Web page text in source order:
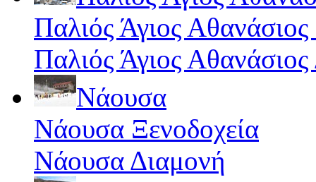
Παλιός Άγιος Αθανάσιος
Παλιός Άγιος
Νάουσα
Νάουσα Ξενοδοχεία
Νάουσα Διαμονή